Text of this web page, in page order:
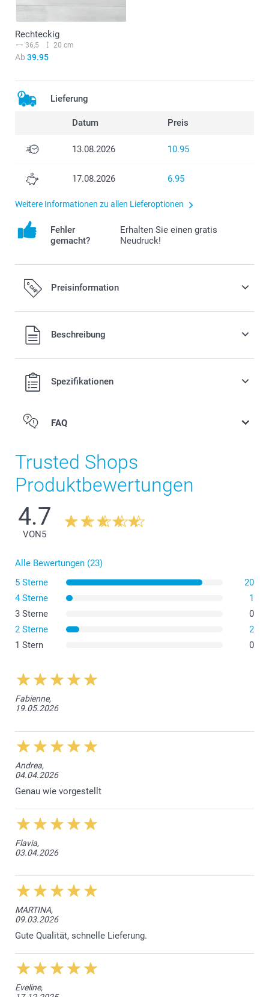
Rechteckig
36,5 20 cm
Ab 39.95
Lieferung
Datum Preis
13.08.2026 10.95
17.08.2026 6.95
Weitere Informationen zu allen Lieferoptionen
Fehler
gemacht?
Erhalten Sie einen gratis
Neudruck!
Preisinformation
Alle Preise verstehen sich in Schweizer Franken (CHF) inkl.
MwSt. und zzgl. Versandkosten.
Beschreibung
Spezifikationen
FAQ
Trusted Shops
Produktbewertungen
4.7
VON 5
Alle Bewertungen (23)
5 Sterne
20
4 Sterne
1
3 Sterne
0
2 Sterne
2
1 Stern
0
Fabienne,
19.05.2026
Andrea,
04.04.2026
Genau wie vorgestellt
Flavia,
03.04.2026
MARTINA,
09.03.2026
Gute Qualität, schnelle Lieferung.
Eveline,